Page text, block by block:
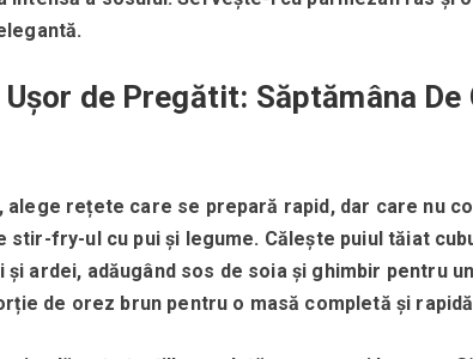
de Pregătit: Săptămâna De
rețete care se prepară rapid, dar care nu
stir-fry-ul cu pui și legume. Călește puiul tăiat
ardei, adăugând sos de soia și ghimbir pentru
de orez brun pentru o masă completă și